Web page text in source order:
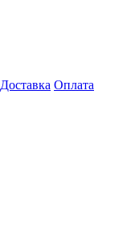
Доставка Оплата